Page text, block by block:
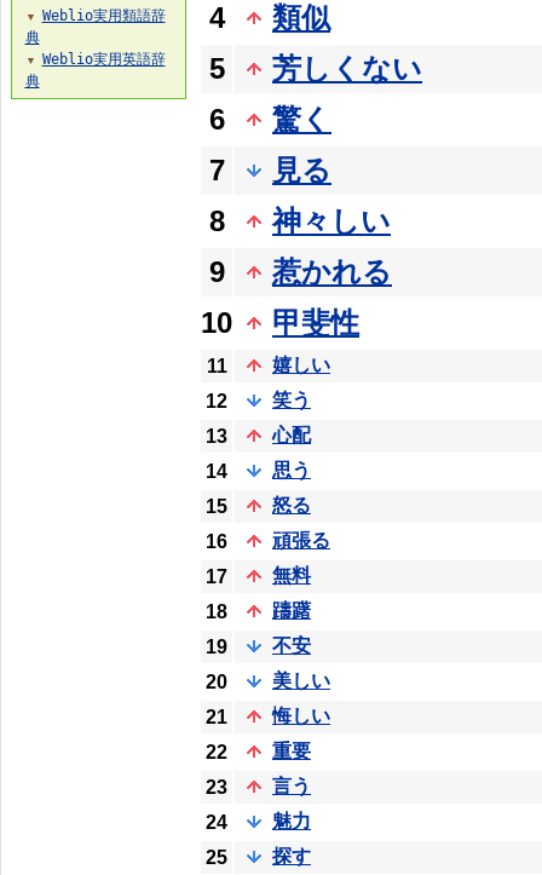
4
類似
5
芳しくない
6
驚く
7
見る
8
神々しい
9
惹かれる
10
甲斐性
11
嬉しい
12
笑う
13
心配
14
思う
15
怒る
16
頑張る
17
無料
18
躊躇
19
不安
20
美しい
21
悔しい
22
重要
23
言う
24
魅力
25
探す
▼
Weblio実用類語辞
典
▼
Weblio実用英語辞
典